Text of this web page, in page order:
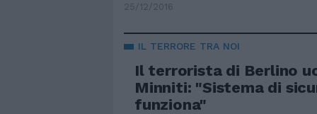
25/12/2016
IL TERRORE TRA NOI
Il terrorista di Berlino
Minniti: "Sistema di
funziona"